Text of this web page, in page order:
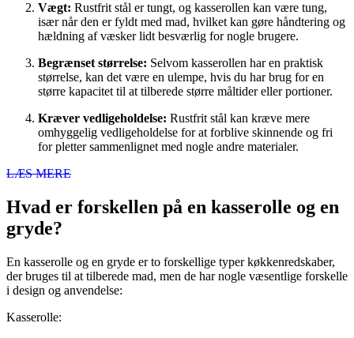
Vægt: Rustfrit stål er tungt, og kasserollen kan være tung,
især når den er fyldt med mad, hvilket kan gøre håndtering og
hældning af væsker lidt besværlig for nogle brugere.
Begrænset størrelse: Selvom kasserollen har en praktisk
størrelse, kan det være en ulempe, hvis du har brug for en
større kapacitet til at tilberede større måltider eller portioner.
Kræver vedligeholdelse: Rustfrit stål kan kræve mere
omhyggelig vedligeholdelse for at forblive skinnende og fri
for pletter sammenlignet med nogle andre materialer.
LÆS MERE
Hvad er forskellen på en kasserolle og en
gryde?
En kasserolle og en gryde er to forskellige typer køkkenredskaber,
der bruges til at tilberede mad, men de har nogle væsentlige forskelle
i design og anvendelse:
Kasserolle: